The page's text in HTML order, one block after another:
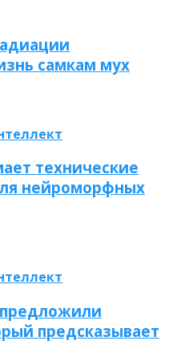
самкам мух
технические
нейроморфных
предсказывает